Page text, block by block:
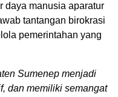
daya manusia aparatur
tantangan birokrasi
pemerintahan yang
Sumenep menjadi
dan memiliki semangat